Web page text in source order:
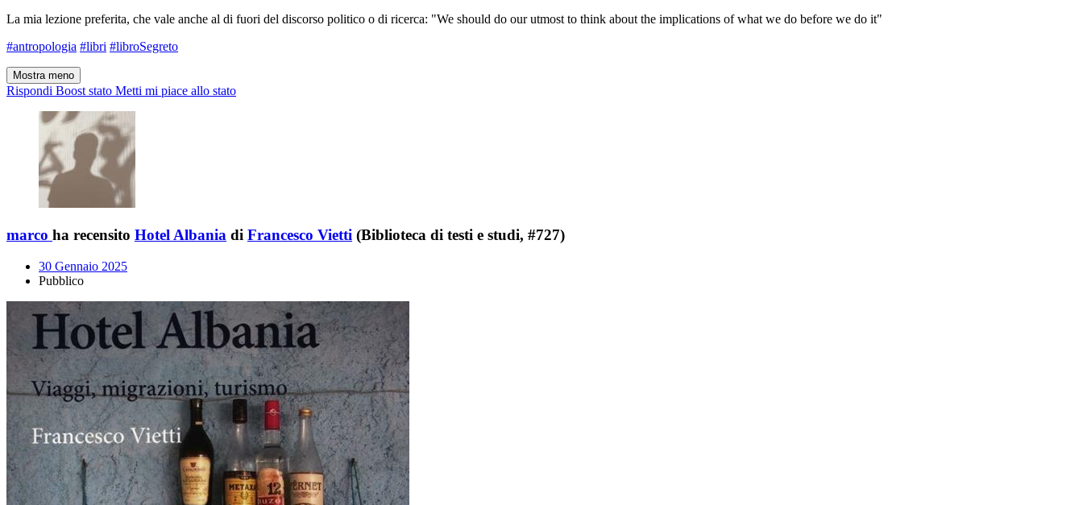
La mia lezione preferita, che vale anche al di fuori del discorso politico o di ricerca: "We should do our utmost to think about the implications of what we do before we do it"
#antropologia #libri #libroSegreto
Mostra meno
Rispondi Boost stato Metti mi piace allo stato
marco ha recensito Hotel Albania di Francesco Vietti (Biblioteca di testi e studi, #727)
30 Gennaio 2025
Pubblico